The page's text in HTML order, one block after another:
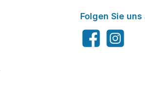
Folgen Sie
FacebookInstagram